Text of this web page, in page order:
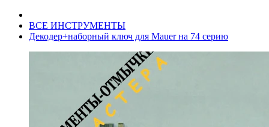
ВСЕ ИНСТРУМЕНТЫ
Декодер+наборный ключ для Mauer на 74 серию